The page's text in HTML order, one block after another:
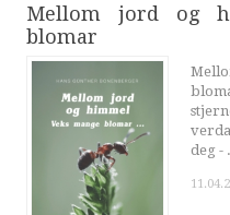
Mellom jord og
blomar
deg - .